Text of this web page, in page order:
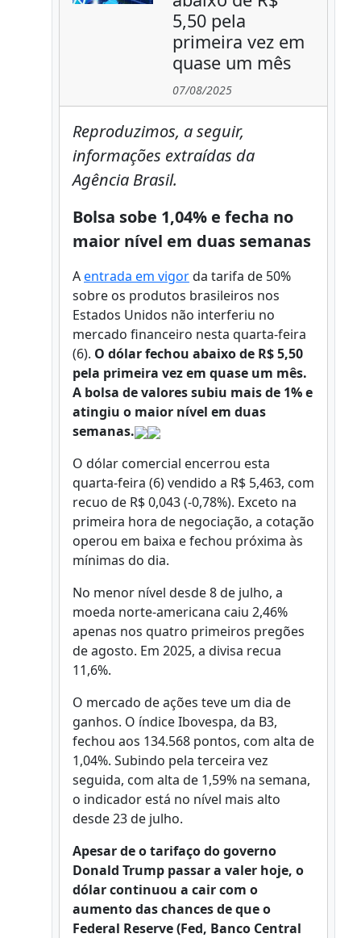
5,50 pela
primeira vez em
quase um mês
07/08/2025
Reproduzimos, a seguir,
informações extraídas da
Agência Brasil.
Bolsa sobe 1,04% e fecha no
maior nível em duas semanas
Aentrada em vigorda tarifa de 50%
sobre os produtos brasileiros nos
Estados Unidos não interferiu no
mercado financeiro nesta quarta-feira
(6). O dólar fechou abaixo de R$ 5,50
pela primeira vez em quase um mês.
A bolsa de valores subiu mais de 1% e
atingiu o maior nível em duas
semanas.
O dólar comercial encerrou esta
quarta-feira (6) vendido a R$ 5,463, com
recuo de R$ 0,043 (-0,78%). Exceto na
primeira hora de negociação, a cotação
operou em baixa e fechou próxima às
mínimas do dia.
No menor nível desde 8 de julho, a
moeda norte-americana caiu 2,46%
apenas nos quatro primeiros pregões
de agosto. Em 2025, a divisa recua
11,6%.
O mercado de ações teve um dia de
ganhos. O índice Ibovespa, da B3,
fechou aos 134.568 pontos, com alta de
1,04%. Subindo pela terceira vez
seguida, com alta de 1,59% na semana,
o indicador está no nível mais alto
desde 23 de julho.
Apesar de o tarifaço do governo
Donald Trump passar a valer hoje, o
dólar continuou a cair com o
aumento das chances de que o
Federal Reserve (Fed, Banco Central